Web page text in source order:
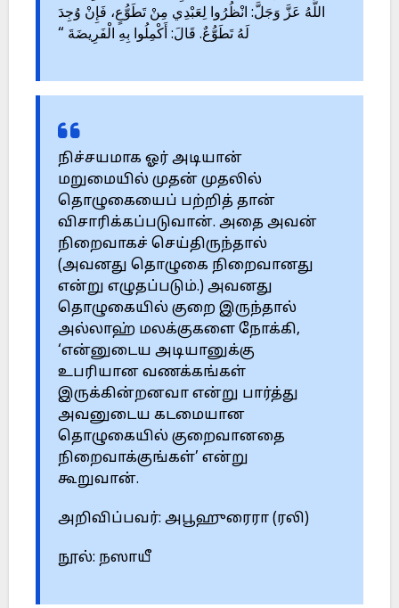
اللَّهُ عَزَّ وَجَلَّ: انْظُرُوا لِعَبْدِي مِنْ تَطَوُّعٍ، فَإِنْ وُجِدَ
لَهُ تَطَوُّعٌ. قَالَ: أَكْمِلُوا بِهِ الْفَرِيضَةَ “
நிச்சயமாக ஓர் அடியான்
மறுமையில் முதன் முதலில்
தொழுகையைப் பற்றித் தான்
விசாரிக்கப்படுவான். அதை அவன்
நிறைவாகச் செய்திருந்தால்
(அவனது தொழுகை நிறைவானது
என்று எழுதப்படும்.) அவனது
தொழுகையில் குறை இருந்தால்
அல்லாஹ் மலக்குகளை நோக்கி,
‘என்னுடைய அடியானுக்கு
உபரியான வணக்கங்கள்
இருக்கின்றனவா என்று பார்த்து
அவனுடைய கடமையான
தொழுகையில் குறைவானதை
நிறைவாக்குங்கள்’ என்று
கூறுவான்.
அறிவிப்பவர்: அபூஹுரைரா (ரலி)
நூல்: நஸாயீ